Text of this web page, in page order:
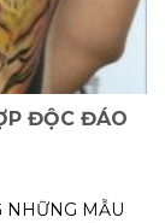
ĐỘC ĐÁO
NHỮNG MẪU